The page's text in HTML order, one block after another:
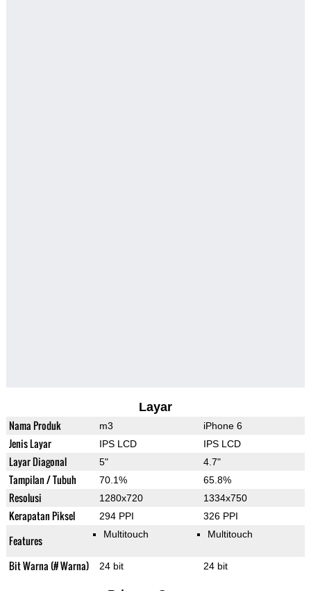
Layar
Nama Produk m3 iPhone 6
Jenis Layar IPS LCD IPS LCD
Layar Diagonal 5" 4.7"
Tampilan / Tubuh 70.1% 65.8%
Resolusi 1280x720 1334x750
Kerapatan Piksel 294 PPI 326 PPI
Features Multitouch Multitouch
Bit Warna (# Warna) 24 bit 24 bit